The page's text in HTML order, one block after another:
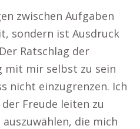
zwischen Aufgaben
sondern ist Ausdruck
Ratschlag der
mit mir selbst zu sein
nicht einzugrenzen. Ich
Freude leiten zu
die mich